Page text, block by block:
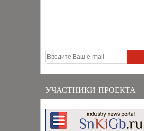
УЧАСТНИКИ ПРОЕКТА